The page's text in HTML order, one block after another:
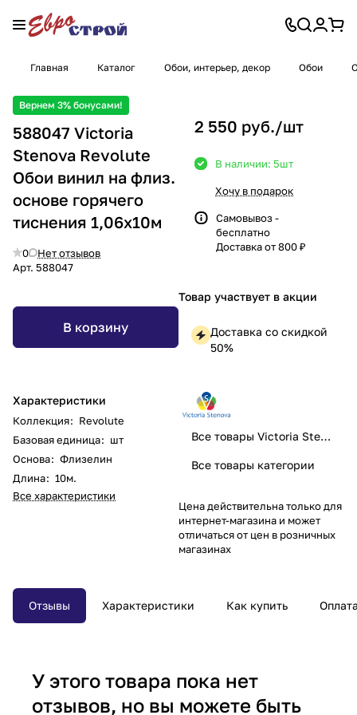
Главная Каталог Обои, интерьер, декор Обои
Вернем 3% бонусами!
588047 Victoria
Stenova Revolute
Обои винил на флиз.
основе горячего
тиснения 1,06х10м
0
Нет отзывов
Арт. 588047
В корзину
Характеристики
Коллекция: Revolute
Базовая единица: шт
Основа: Флизелин
Длина: 10м.
Все характеристики
2 550 руб./шт
В наличии: 5шт
Хочу в подарок
Самовывоз -
бесплатно
Доставка от 800 ₽
Товар участвует в акции
Доставка со скидкой
50%
Все товары Victoria Stenova
Все товары категории
Цена действительна только для
интернет-магазина и может
отличаться от цен в розничных
магазинах
Отзывы Характеристики Как купить
У этого товара пока нет
отзывов, но вы можете быть